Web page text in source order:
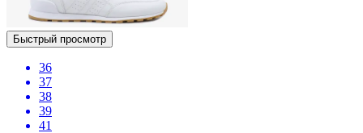
Быстрый просмотр
36
37
38
39
41